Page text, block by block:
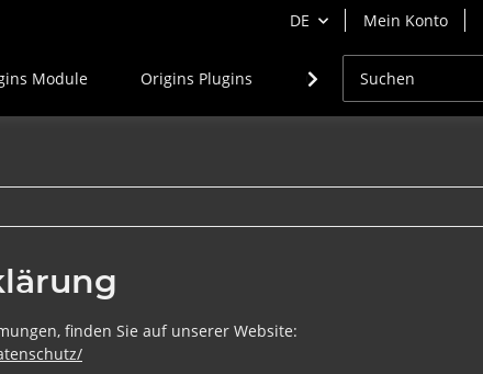
DE Mein Konto
Module Origins Plugins Origins Jahresabos
finden Sie auf unserer Website: